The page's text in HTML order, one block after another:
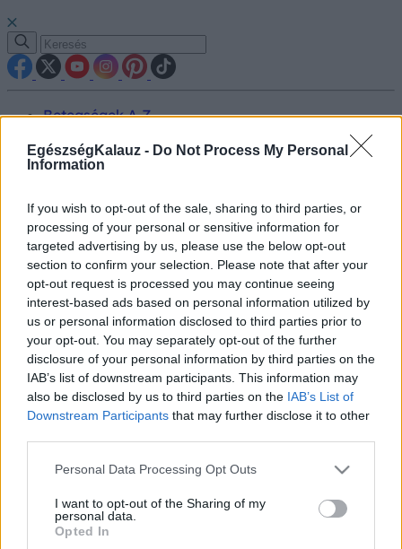
EgészségKalauz - Do Not Process My Personal
Information
If you wish to opt-out of the sale, sharing to third parties, or
processing of your personal or sensitive information for
targeted advertising by us, please use the below opt-out
section to confirm your selection. Please note that after your
opt-out request is processed you may continue seeing
interest-based ads based on personal information utilized by
us or personal information disclosed to third parties prior to
your opt-out. You may separately opt-out of the further
disclosure of your personal information by third parties on the
IAB’s list of downstream participants. This information may
also be disclosed by us to third parties on the IAB’s List of
Downstream Participants that may further disclose it to other
Please note that this website/app uses one or more Google
not limited to your visit or usage behaviour. You may click to
grant or deny consent to Google and its third-party tags to
use your data for below specified purposes in below Google
Personal Data Processing Opt Outs
I want to opt-out of the Sharing of my
personal data.
Opted In
Betegségek A-Z
Vizsgálat
Kezelés
Kutatás
Prevenció
Hírek
Videók
Kisállatok egészsége
#allergia#influenza#cukorbetegség
#orvosmeteorológia#vérnyomás #stroke #rákbetegség
#pajzsmirigy #reflux#ekcéma#herpesz
Regisztráció
Prevenció
Prevenció